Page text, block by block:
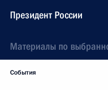
Президент России
Материалы по
События